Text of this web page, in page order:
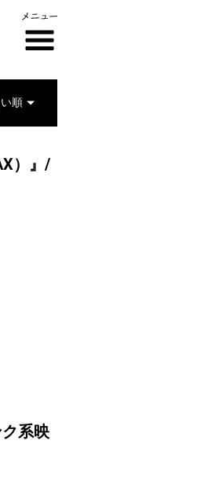
）』/
系映